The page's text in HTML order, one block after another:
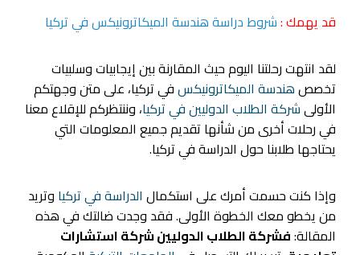
قد يهمك :شروط دراسة هندسة الميكاترونيكس في تركيا
لقد انتهت رحلتنا اليوم حيث المقارنة بين إيجابيات وسلبيات
تخصصهندسة الميكاترونيكسفي تركيا، على متن وجهتكم
الأولىشركة الطلاب الدوليين في تركيا، وننتظركم للإقلاع معنا
في رحلات أخرى من شأنها تقديم جميع المعلومات التي
يحتاجها طلابنا حول الدراسة في تركيا.
وإذا كنت حسمت أمرك على استكمال الدراسة في تركيا وتريد
من يخطو معك الخطوة الأولى. فقد وجدت ضالتك في هذه
المقالة:فشركة الطلاب الدوليين شركة استشارات